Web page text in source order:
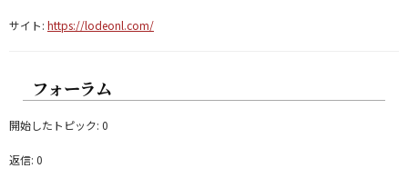
サイト: https://lodeonl.com/
フォーラム
開始したトピック: 0
返信: 0